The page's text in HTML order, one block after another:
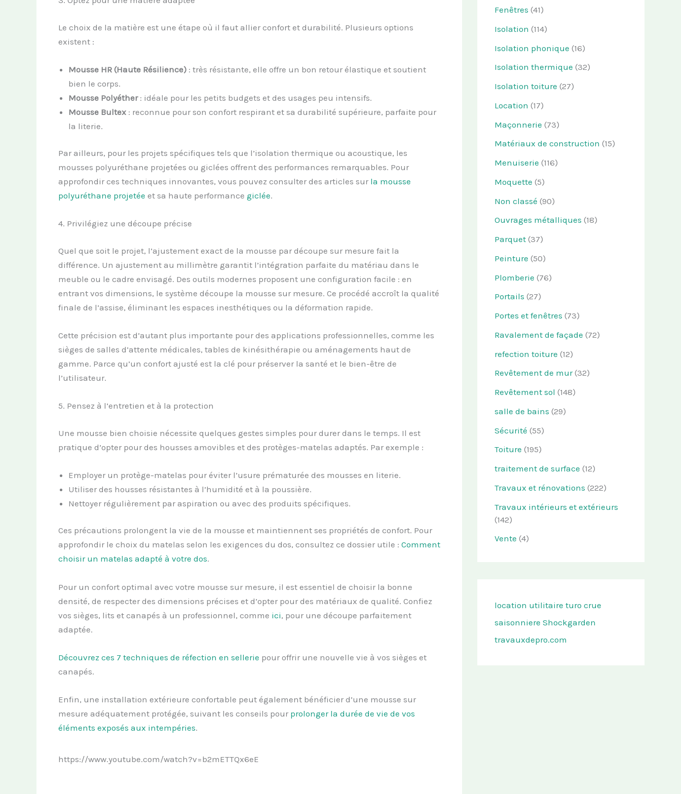
Le choix de la matière est une étape où il faut allier confort et durabilité. Plusieurs options
existent :
Mousse HR (Haute Résilience): très résistante, elle offre un bon retour élastique et soutient
bien le corps.
Mousse Polyéther: idéale pour les petits budgets et des usages peu intensifs.
Mousse Bultex: reconnue pour son confort respirant et sa durabilité supérieure, parfaite pour
la literie.
Par ailleurs, pour les projets spécifiques tels que l’isolation thermique ou acoustique, les
mousses polyuréthane projetées ou giclées offrent des performances remarquables. Pour
approfondir ces techniques innovantes, vous pouvez consulter des articles sur la mousse
polyuréthane projetée et sa haute performance giclée.
4. Privilégiez une découpe précise
Quel que soit le projet, l’ajustement exact de la mousse par découpe sur mesure fait la
différence. Un ajustement au millimètre garantit l’intégration parfaite du matériau dans le
meuble ou le cadre envisagé. Des outils modernes proposent une configuration facile : en
entrant vos dimensions, le système découpe la mousse sur mesure. Ce procédé accroît la qualité
finale de l’assise, éliminant les espaces inesthétiques ou la déformation rapide.
Cette précision est d’autant plus importante pour des applications professionnelles, comme les
sièges de salles d’attente médicales, tables de kinésithérapie ou aménagements haut de
gamme. Parce qu’un confort ajusté est la clé pour préserver la santé et le bien-être de
l’utilisateur.
5. Pensez à l’entretien et à la protection
Une mousse bien choisie nécessite quelques gestes simples pour durer dans le temps. Il est
pratique d’opter pour des housses amovibles et des protèges-matelas adaptés. Par exemple :
Employer un protège-matelas pour éviter l’usure prématurée des mousses en literie.
Utiliser des housses résistantes à l’humidité et à la poussière.
Nettoyer régulièrement par aspiration ou avec des produits spécifiques.
Ces précautions prolongent la vie de la mousse et maintiennent ses propriétés de confort. Pour
approfondir le choix du matelas selon les exigences du dos, consultez ce dossier utile : Comment
choisir un matelas adapté à votre dos.
Pour un confort optimal avec votre mousse sur mesure, il est essentiel de choisir la bonne
densité, de respecter des dimensions précises et d’opter pour des matériaux de qualité. Confiez
vos sièges, lits et canapés à un professionnel, comme ici, pour une découpe parfaitement
adaptée.
Découvrez ces 7 techniques de réfection en sellerie pour offrir une nouvelle vie à vos sièges et
canapés.
Enfin, une installation extérieure confortable peut également bénéficier d’une mousse sur
mesure adéquatement protégée, suivant les conseils pour prolonger la durée de vie de vos
éléments exposés aux intempéries.
https://www.youtube.com/watch?v=b2mETTQx6eE
Fenêtres (41)
Isolation (114)
Isolation phonique (16)
Isolation thermique (32)
Isolation toiture (27)
Location (17)
Maçonnerie (73)
Matériaux de construction (15)
Menuiserie (116)
Moquette (5)
Non classé (90)
Ouvrages métalliques (18)
Parquet (37)
Peinture (50)
Plomberie (76)
Portails (27)
Portes et fenêtres (73)
Ravalement de façade (72)
refection toiture (12)
Revêtement de mur(32)
Revêtement sol (148)
salle de bains (29)
Sécurité (55)
Toiture (195)
traitement de surface (12)
Travaux et rénovations (222)
Travaux intérieurs et extérieurs
(142)
Vente (4)
location utilitaire turo crue
saisonniere Shockgarden
travauxdepro.com